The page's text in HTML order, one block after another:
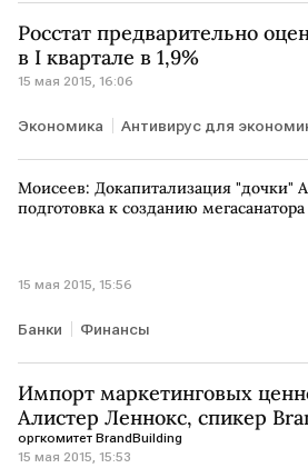
Росстат предварительно
в I квартале в 1,9%
15 мая 2015, 16:06
Экономика Антивирус для
Моисеев: Докапитализация "дочки"
подготовка к созданию мегасанатора
15 мая 2015, 15:56
Банки Финансы
Импорт маркетинговых
Алистер Леннокс, спикер
оргкомитет BrandBuilding
15 мая 2015, 15:53